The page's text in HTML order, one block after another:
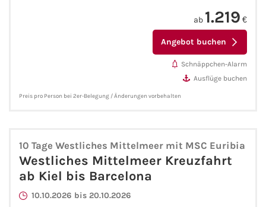
Phoenix Reisen Flusskreuzfahrten
Fähren
Color Line
DFDS Seaways
ab 1.219 €
Angebot buchen
Schnäppchen-Alarm
Ausflüge buchen
Preis pro Person bei 2er-Belegung / Änderungen vorbehalten
10 Tage Westliches Mittelmeer mit MSC Euribia
Westliches Mittelmeer Kreuzfahrt
ab Kiel bis Barcelona
10.10.2026 bis 20.10.2026